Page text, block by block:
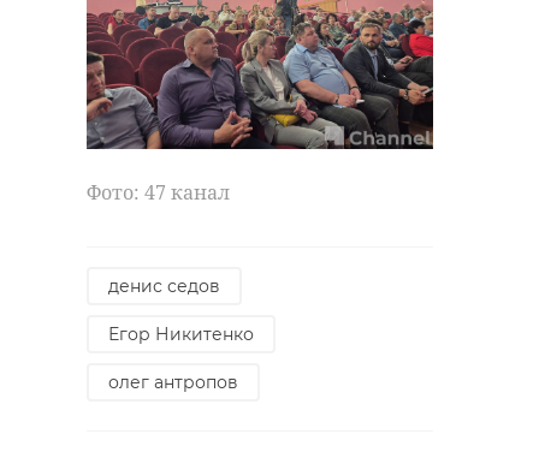
Фото: 47 канал
денис седов
Егор Никитенко
олег антропов